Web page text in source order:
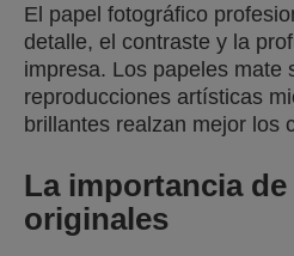
El papel fotográfico
detalle, el contraste y la
impresa. Los papeles mate
reproducciones artísticas
brillantes realzan mejor los
La importancia
originales